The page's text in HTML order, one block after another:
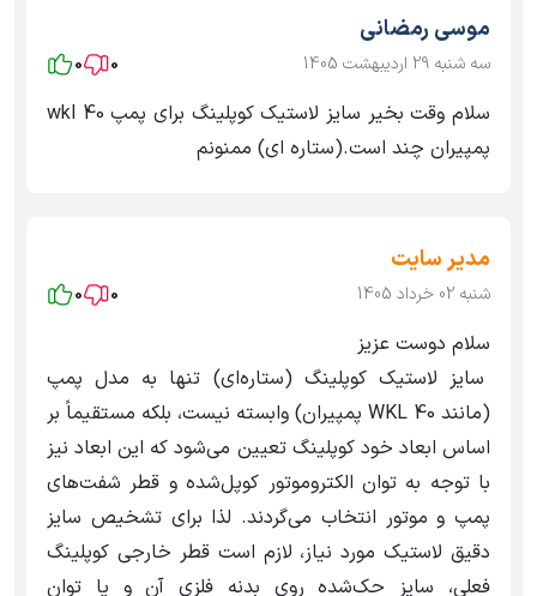
موسی رمضانی
سه شنبه 29 اردیبهشت 1405 0
0
سلام وقت بخیر سایز لاستیک کوپلینگ برای پمپ wkl 40
پمپیران چند است.(ستاره ای) ممنونم
مدیر سایت
شنبه 02 خرداد 1405 0
0
سلام دوست عزیز
سایز لاستیک کوپلینگ (ستاره‌ای) تنها به مدل پمپ
(مانند WKL 40 پمپیران) وابسته نیست، بلکه مستقیماً بر
اساس ابعاد خود کوپلینگ تعیین می‌شود که این ابعاد نیز
با توجه به توان الکتروموتور کوپل‌شده و قطر شفت‌های
پمپ و موتور انتخاب می‌گردند. لذا برای تشخیص سایز
دقیق لاستیک مورد نیاز، لازم است قطر خارجی کوپلینگ
فعلی، سایز حک‌شده روی بدنه فلزی آن و یا توان